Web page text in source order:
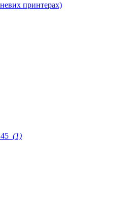
принтерах)
(1)